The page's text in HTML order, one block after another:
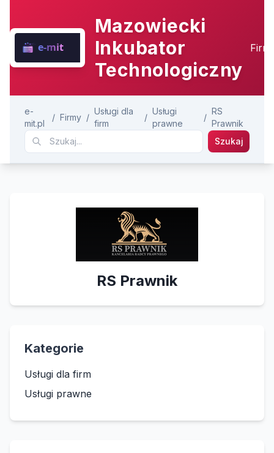
Mazowiecki
Inkubator
Technologiczny
e-
mit.pl
/ Firmy /
Usługi dla
firm
/
Usługi
prawne
/
RS
Prawnik
Szukaj
RS Prawnik
Kategorie
Usługi dla firm
Usługi prawne